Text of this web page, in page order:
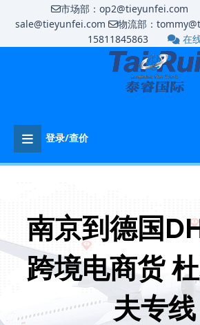
市场部：
sale@tieyunfei.com
物流部：
15811845863
在
登录/查价
南京到德国
跨境电商货
夫专线